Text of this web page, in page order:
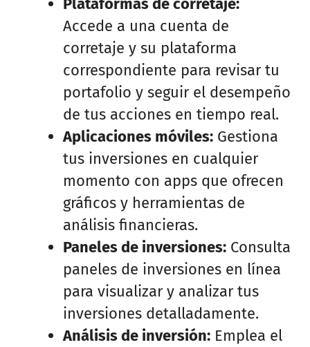
Accede a una cuenta de
corretaje y su plataforma
correspondiente para revisar tu
portafolio y seguir el desempeño
de tus acciones en tiempo real.
Aplicaciones móviles: Gestiona
tus inversiones en cualquier
momento con apps que ofrecen
gráficos y herramientas de
análisis financieras.
Paneles de inversiones: Consulta
paneles de inversiones en línea
para visualizar y analizar tus
inversiones detalladamente.
Análisis de inversión: Emplea el